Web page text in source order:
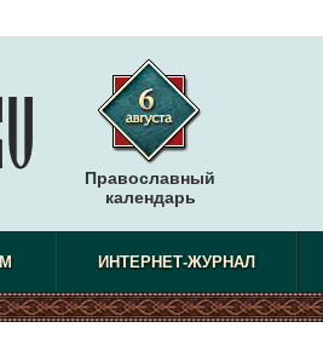
Православный
календарь
ИНТЕРНЕТ-ЖУРНАЛ